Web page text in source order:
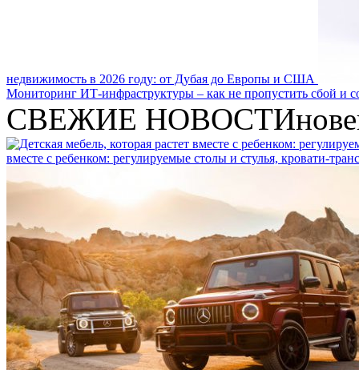
недвижимость в 2026 году: от Дубая до Европы и США
Мониторинг ИТ-инфраструктуры – как не пропустить сбой и
СВЕЖИЕ НОВОСТИ
вместе с ребенком: регулируемые столы и стулья, кровати-